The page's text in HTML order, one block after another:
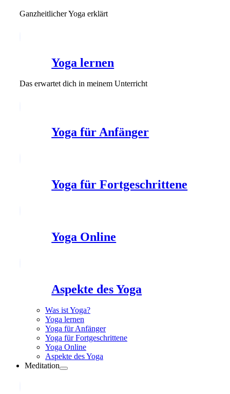
Ganzheitlicher Yoga erklärt
Yoga lernen
Das erwartet dich in meinem Unterricht
Yoga für Anfänger
Yoga für Fortgeschrittene
Yoga Online
Aspekte des Yoga
Was ist Yoga?
Yoga lernen
Yoga für Anfänger
Yoga für Fortgeschrittene
Yoga Online
Aspekte des Yoga
Meditation